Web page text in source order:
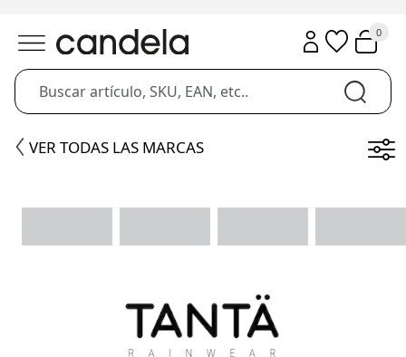
0
VER TODAS LAS MARCAS